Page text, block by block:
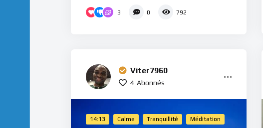
3 0 792
Viter7960
4 Abonnés
14:13 Calme Tranquillité Méditation